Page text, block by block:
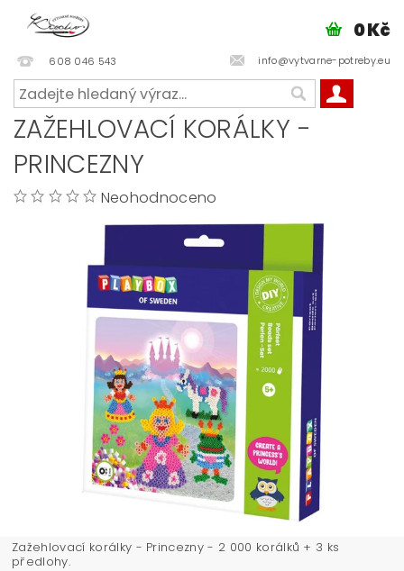
608 046 543 info@vytvarne-potreby.eu
0 Kč
ZAŽEHLOVACÍ KORÁLKY -
PRINCEZNY
Neohodnoceno
Zažehlovací korálky - Princezny - 2 000 korálků + 3 ks
předlohy.